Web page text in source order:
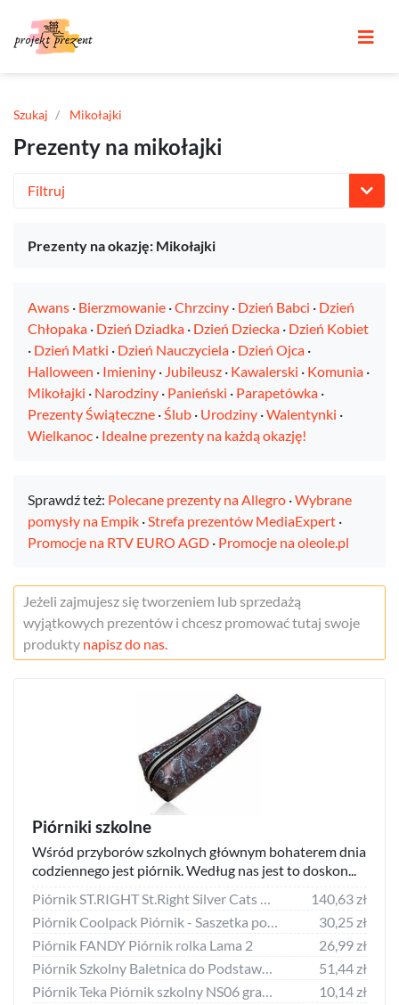
Szukaj Mikołajki
Prezenty na mikołajki
Jeżeli zajmujesz się tworzeniem lub sprzedażą
wyjątkowych prezentów i chcesz promować tutaj swoje
produkty napisz do nas.
Piórniki szkolne
Wśród przyborów szkolnych głównym bohaterem dnia
codziennego jest piórnik. Według nas jest to doskon...
Piórnik ST.RIGHT St.Right Silver Cats 3-komorowy BP26
140,63 zł
Piórnik Coolpack Piórnik - Saszetka podwójna Primus (85158CP)
30,25 zł
Piórnik FANDY Piórnik rolka Lama 2
26,99 zł
Piórnik Szkolny Baletnica do Podstawówki dla Dziewczynki Tancerka [PWJBL11]
51,44 zł
Piórnik Teka Piórnik szkolny NS06 granatowy
10,14 zł
Filtruj
Prezenty na okazję: Mikołajki
Awans · Bierzmowanie ·Chrzciny · Dzień Babci · Dzień
Chłopaka · Dzień Dziadka · Dzień Dziecka · Dzień Kobiet
· Dzień Matki · Dzień Nauczyciela · Dzień Ojca ·
Halloween · Imieniny · Jubileusz · Kawalerski · Komunia ·
Mikołajki · Narodziny · Panieński · Parapetówka ·
Prezenty Świąteczne ·Ślub · Urodziny ·Walentynki ·
Wielkanoc · Idealne prezenty na każdą okazję!
Sprawdź też: Polecane prezenty na Allegro ·Wybrane
pomysły na Empik ·Strefa prezentów MediaExpert ·
Promocje na RTV EURO AGD · Promocje na oleole.pl